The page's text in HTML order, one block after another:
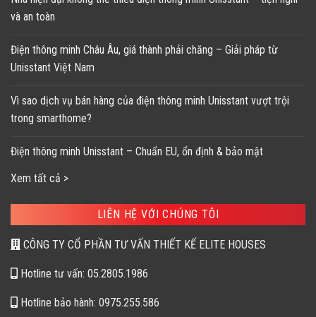
và an toàn
Điện thông minh Châu Âu, giá thành phải chăng – Giải pháp từ
Unisstant Việt Nam
Vì sao dịch vụ bán hàng của điện thông minh Unisstant vượt trội
trong smarthome?
Điện thông minh Unisstant – Chuẩn EU, ổn định & bảo mật
Xem tất cả >
LIÊN HỆ VỚI CHÚNG TÔI
CÔNG TY CỔ PHẦN TƯ VẤN THIẾT KẾ ELITE HOUSES
Hotline tư vấn: 05.2805.1986
Hotline bảo hành: 0975.255.586